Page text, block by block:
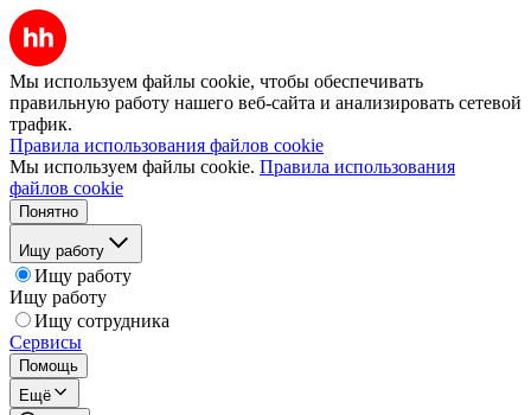
Мы используем файлы cookie, чтобы обеспечивать
правильную работу нашего веб-сайта и анализировать сетевой
трафик.
Правила использования файлов cookie
Мы используем файлы cookie. Правила использования
файлов cookie
Понятно
Ищу работу
Ищу работу
Ищу работу
Ищу сотрудника
Сервисы
Помощь
Ещё